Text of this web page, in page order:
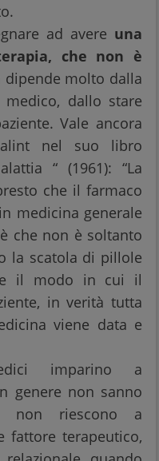
ad avere una
che non è
dipende molto dalla
medico, dallo stare
Vale ancora
nel suo libro
“ (1961): “La
che il farmaco
medicina generale
che non è soltanto
la scatola di pillole
il modo in cui il
in verità tutta
viene data e
imparino a
genere non sanno
non riescono a
fattore terapeutico,